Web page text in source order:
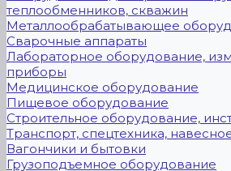
теплообменников, скважин
Металлообрабатывающее
Сварочные аппараты
Лабораторное оборудование,
приборы
Медицинское оборудование
Пищевое оборудование
Строительное оборудование,
Транспорт, спецтехника,
Вагончики и бытовки
Грузоподъемное оборудование